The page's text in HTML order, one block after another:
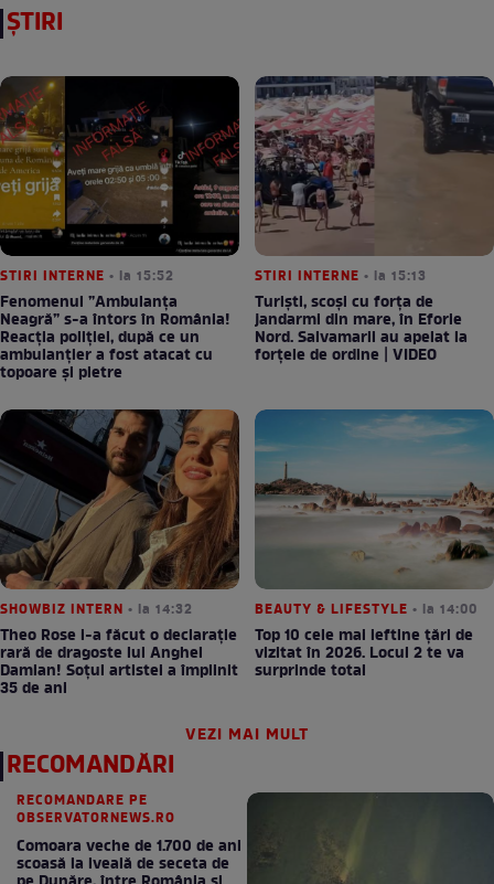
ȘTIRI
STIRI INTERNE • la 15:52
Fenomenul ”Ambulanța
Neagră” s-a întors în România!
Reacția poliției, după ce un
ambulanțier a fost atacat cu
topoare și pietre
STIRI INTERNE • la 15:13
Turiști, scoși cu forța de
jandarmi din mare, în Eforie
Nord. Salvamarii au apelat la
forțele de ordine | VIDEO
SHOWBIZ INTERN • la 14:32
Theo Rose i-a făcut o declarație
rară de dragoste lui Anghel
Damian! Soțul artistei a împlinit
35 de ani
BEAUTY & LIFESTYLE • la 14:00
Top 10 cele mai ieftine țări de
vizitat în 2026. Locul 2 te va
surprinde total
VEZI MAI MULT
RECOMANDĂRI
RECOMANDARE PE
OBSERVATORNEWS.RO
Comoara veche de 1.700 de ani
scoasă la iveală de seceta de